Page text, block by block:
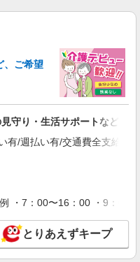
い児童施設の新規STAFF★
資格や経験に応じて決定/交
代含む)＞
ープホームSTAFF＊経験
ご希望
守り・生活サポートなど★
/週払い有/交通費全支給(ガ
・7：00〜16：00 ・9：00
とりあえずキープ